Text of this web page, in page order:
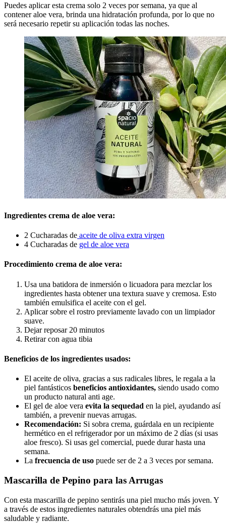
Puedes aplicar esta crema solo 2 veces por semana, ya que al
contener aloe vera, brinda una hidratación profunda, por lo que no
será necesario repetir su aplicación todas las noches.
Ingredientes crema de aloe vera:
2 Cucharadas de aceite de oliva extra virgen
4 Cucharadas de gel de aloe vera
Procedimiento crema de aloe vera:
Usa una batidora de inmersión o licuadora para mezclar los
ingredientes hasta obtener una textura suave y cremosa. Esto
también emulsifica el aceite con el gel.
Aplicar sobre el rostro previamente lavado con un limpiador
suave.
Dejar reposar 20 minutos
Retirar con agua tibia
Beneficios de los ingredientes usados:
El aceite de oliva, gracias a sus radicales libres, le regala a la
piel fantásticos beneficios antioxidantes, siendo usado como
un producto natural anti age.
El gel de aloe vera evita la sequedad en la piel, ayudando así
también, a prevenir nuevas arrugas.
Recomendación: Si sobra crema, guárdala en un recipiente
hermético en el refrigerador por un máximo de 2 días (si usas
aloe fresco). Si usas gel comercial, puede durar hasta una
semana.
La frecuencia de uso puede ser de 2 a 3 veces por semana.
Mascarilla de Pepino para las Arrugas
Con esta mascarilla de pepino sentirás una piel mucho más joven. Y
a través de estos ingredientes naturales obtendrás una piel más
saludable y radiante.